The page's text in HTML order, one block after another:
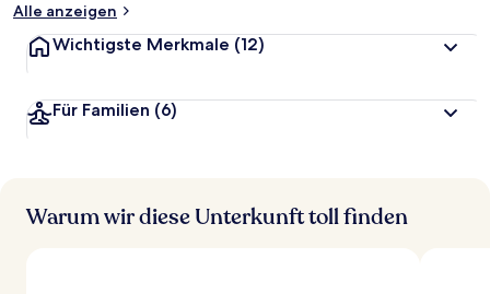
Alle anzeigen
Wichtigste Merkmale (12)
Für Familien (6)
Warum wir diese Unterkunft toll finden